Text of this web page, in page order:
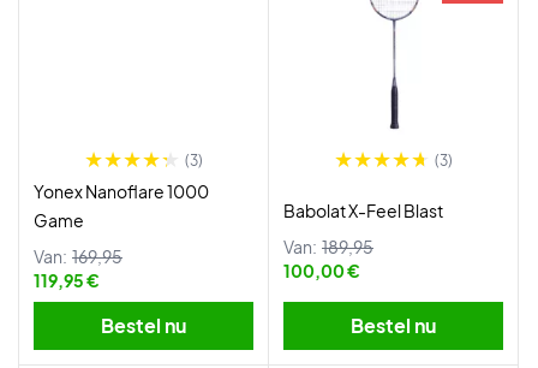
(3)
Yonex Nanoflare 1000
Game
Van: 169,95
119,95 €
Bestel nu
(3)
Babolat X-Feel Blast
Van: 189,95
100,00 €
Bestel nu